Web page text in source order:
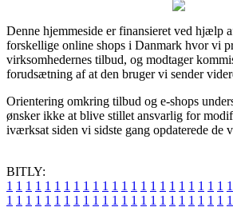
Denne hjemmeside er finansieret ved hjælp
forskellige online shops i Danmark hvor vi
virksomhedernes tilbud, og modtager
forudsætning af at den bruger vi sender
Orientering omkring tilbud og e-shops
ønsker ikke at blive stillet ansvarlig for
iværksat siden vi sidste gang opdaterede de
BITLY:
1 1 1 1 1 1 1 1 1 1 1 1 1 1 1 1 1 1 1 1 1 1 1 1
1 1 1 1 1 1 1 1 1 1 1 1 1 1 1 1 1 1 1 1 1 1 1 1